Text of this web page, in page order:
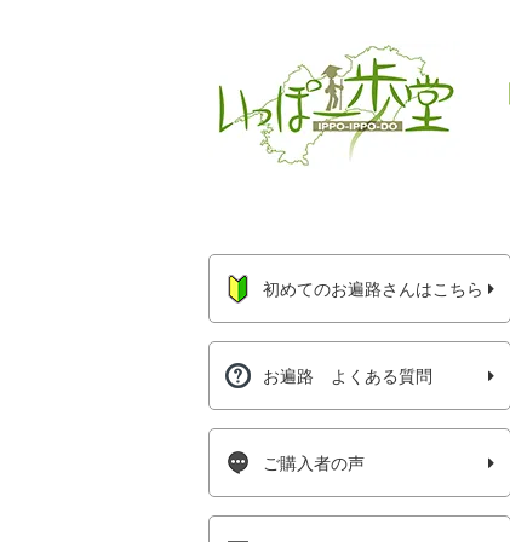
初めてのお遍路さんはこちら
お遍路 よくある質問
ご購入者の声